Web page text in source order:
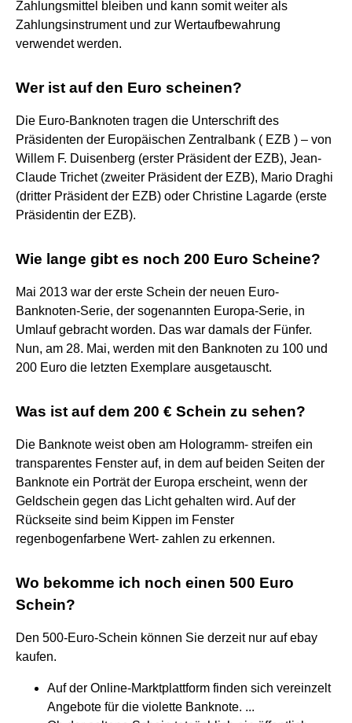
Zahlungsmittel bleiben und kann somit weiter als
Zahlungsinstrument und zur Wertaufbewahrung
verwendet werden.
Wer ist auf den Euro scheinen?
Die Euro-Banknoten tragen die Unterschrift des
Präsidenten der Europäischen Zentralbank ( EZB ) – von
Willem F. Duisenberg (erster Präsident der EZB), Jean-
Claude Trichet (zweiter Präsident der EZB), Mario Draghi
(dritter Präsident der EZB) oder Christine Lagarde (erste
Präsidentin der EZB).
Wie lange gibt es noch 200 Euro Scheine?
Mai 2013 war der erste Schein der neuen Euro-
Banknoten-Serie, der sogenannten Europa-Serie, in
Umlauf gebracht worden. Das war damals der Fünfer.
Nun, am 28. Mai, werden mit den Banknoten zu 100 und
200 Euro die letzten Exemplare ausgetauscht.
Was ist auf dem 200 € Schein zu sehen?
Die Banknote weist oben am Hologramm- streifen ein
transparentes Fenster auf, in dem auf beiden Seiten der
Banknote ein Porträt der Europa erscheint, wenn der
Geldschein gegen das Licht gehalten wird. Auf der
Rückseite sind beim Kippen im Fenster
regenbogenfarbene Wert- zahlen zu erkennen.
Wo bekomme ich noch einen 500 Euro
Schein?
Den 500-Euro-Schein können Sie derzeit nur auf ebay
kaufen.
Auf der Online-Marktplattform finden sich vereinzelt
Angebote für die violette Banknote. ...